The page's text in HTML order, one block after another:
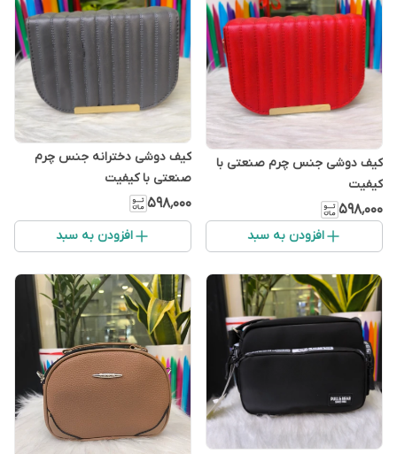
کیف دوشی جنس چرم صنعتی با
کیفیت
۵۹۸٬۰۰۰
افزودن به سبد
کیف دوشی دخترانه جنس چرم
صنعتی با کیفیت
۵۹۸٬۰۰۰
افزودن به سبد